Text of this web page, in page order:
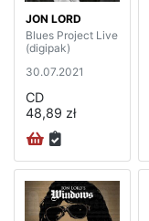
JON LORD
Blues Project Live
(digipak)
30.07.2021
CD
48,89 zł